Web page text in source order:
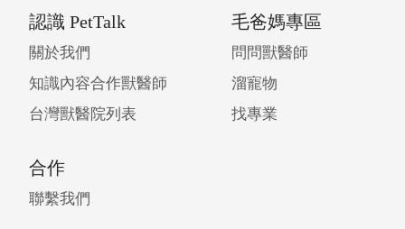
部分只有觸診並未照X光，便祕這段期間包括
益生菌、排毛粉、化毛膏等等各種方法都嘗試
過了，但還是2～3天大便一次，且一顆一顆，
認識 PetTalk
關於我們
知識內容合作獸醫師
台灣獸醫院列表
毛爸媽專區
問問獸醫師
溜寵物
找專業
合作
聯繫我們